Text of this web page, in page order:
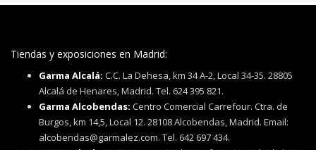
Tiendas y exposiciones en Madrid:
Garma Alcalá: C.C. La Dehesa, km 34 A-2, Local 34-35. 28805
Alcalá de Henares, Madrid. Tel. 624 395 821.
Garma Alcobendas: Centro Comercial Carrefour. Ctra. de
Burgos, km 14,5, Local 12. 28108 Alcobendas, Madrid. Email:
alcobendas@garmalez.com. Tel. 642 697 434.